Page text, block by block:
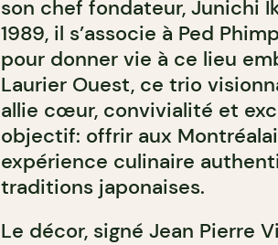
son chef fondateur, Junichi
1989, il s’associe à Ped
pour donner vie à ce lieu
Laurier Ouest, ce trio
allie cœur, convivialité et
objectif: offrir aux
expérience culinaire
traditions japonaises.
Le décor, signé Jean Pierre